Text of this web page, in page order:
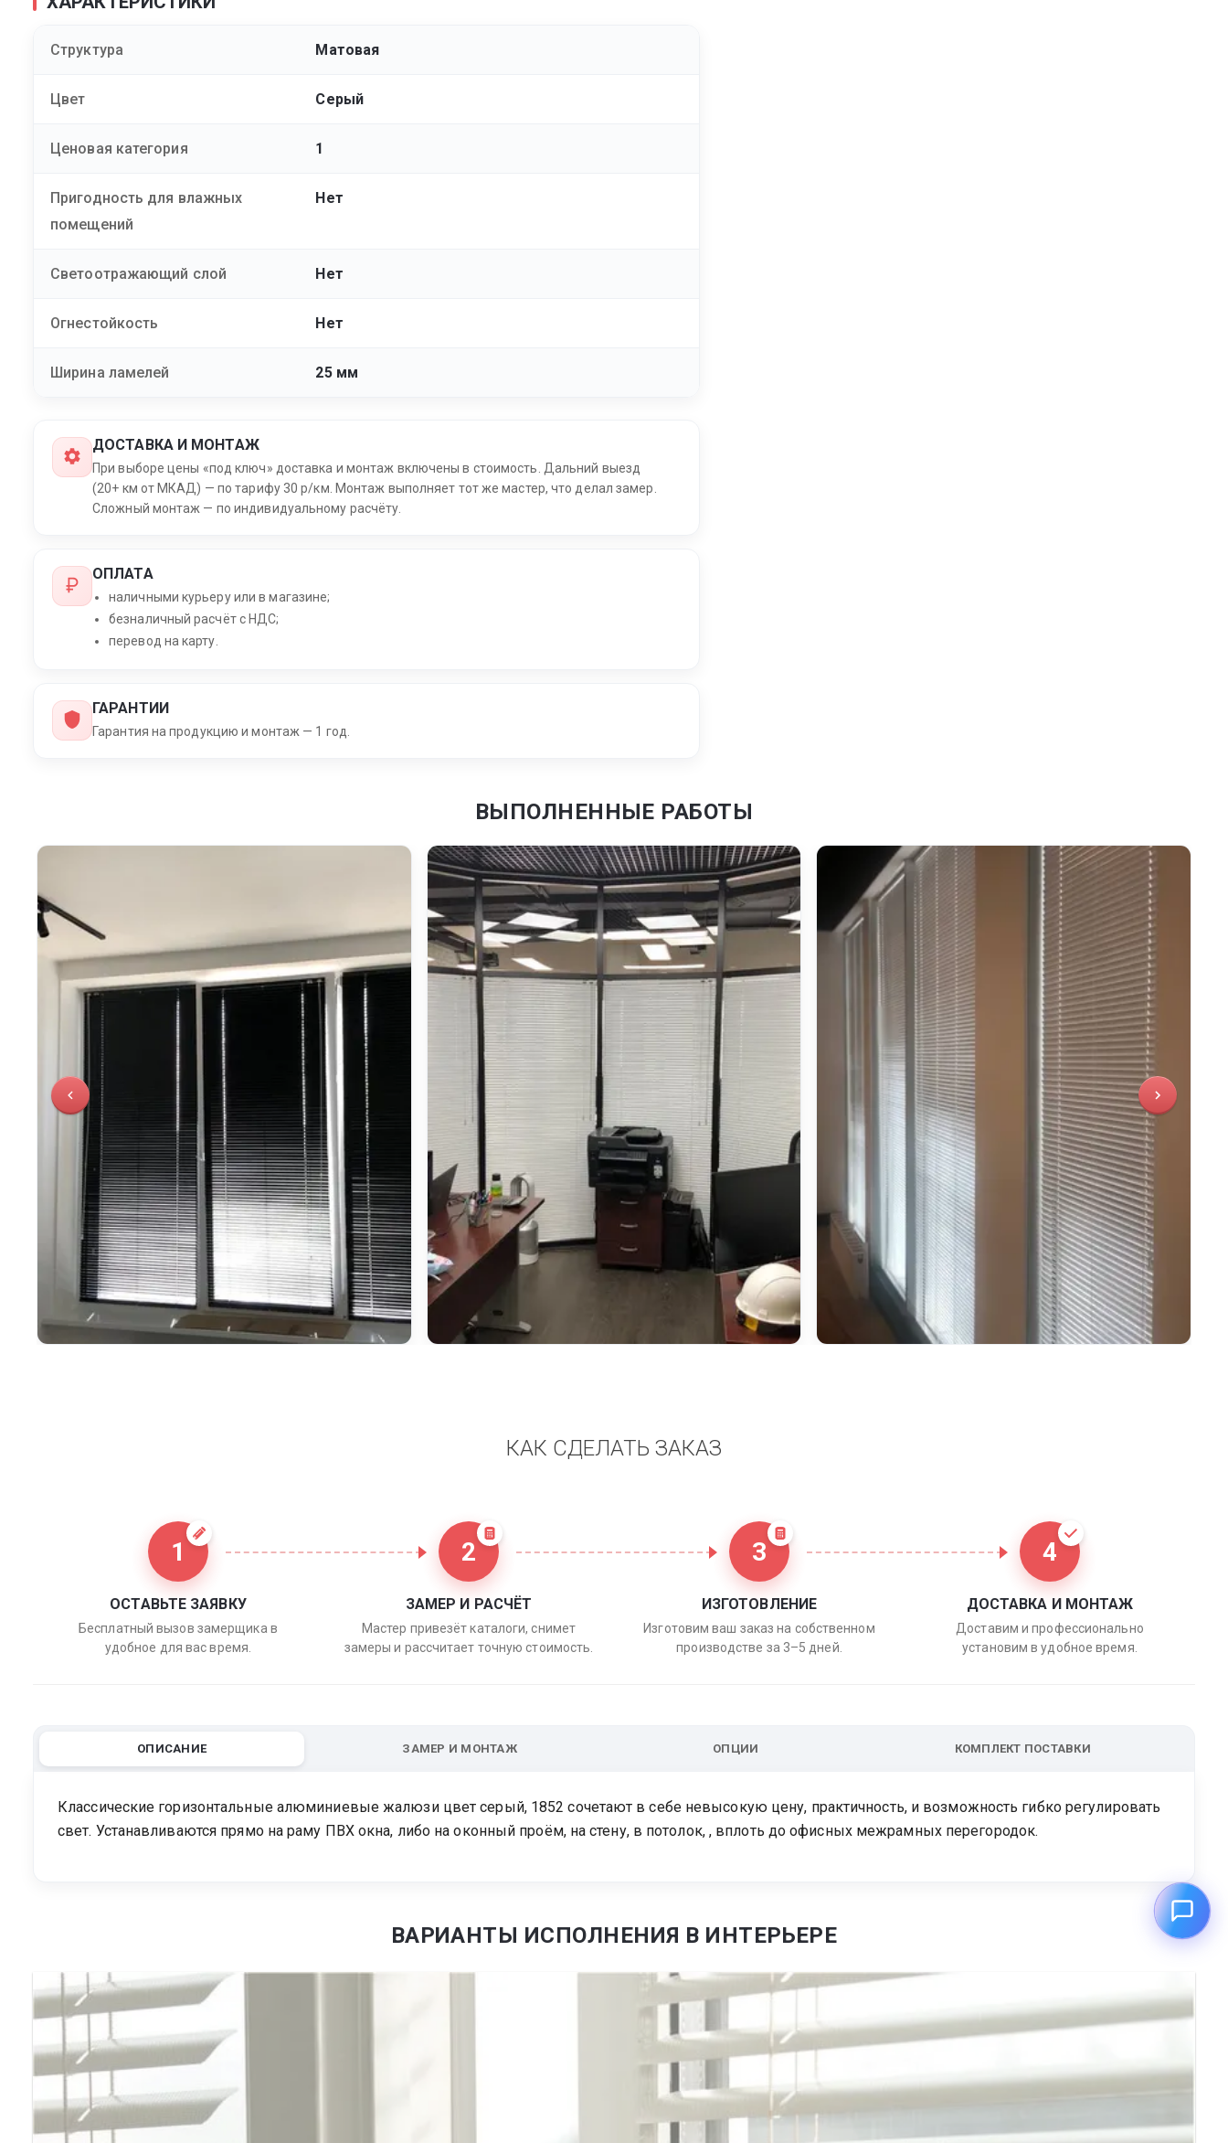
Структура Матовая
Цвет Серый
Ценовая категория 1
Пригодность для влажных
помещений
Нет
Светоотражающий слой Нет
Огнестойкость Нет
Ширина ламелей 25 мм
ДОСТАВКА И МОНТАЖ
При выборе цены «под ключ» доставка и монтаж включены в стоимость. Дальний выезд
(20+ км от МКАД) — по тарифу 30 р/км. Монтаж выполняет тот же мастер, что делал замер.
Сложный монтаж — по индивидуальному расчёту.
ОПЛАТА
наличными курьеру или в магазине;
безналичный расчёт с НДС;
перевод на карту.
ГАРАНТИИ
Гарантия на продукцию и монтаж — 1 год.
ВЫПОЛНЕННЫЕ РАБОТЫ
КАК СДЕЛАТЬ ЗАКАЗ
1
ОСТАВЬТЕ ЗАЯВКУ
Бесплатный вызов замерщика в
удобное для вас время.
2
ЗАМЕР И РАСЧЁТ
Мастер привезёт каталоги, снимет
замеры и рассчитает точную стоимость.
3
ИЗГОТОВЛЕНИЕ
Изготовим ваш заказ на собственном
производстве за 3–5 дней.
4
ДОСТАВКА И МОНТАЖ
Доставим и профессионально
установим в удобное время.
ОПИСАНИЕ ЗАМЕР И МОНТАЖ ОПЦИИ КОМПЛЕКТ ПОСТАВКИ
Классические горизонтальные алюминиевые жалюзи цвет серый, 1852 сочетают в себе невысокую цену, практичность, и возможность гибко регулировать
свет. Устанавливаются прямо на раму ПВХ окна, либо на оконный проём, на стену, в потолок, , вплоть до офисных межрамных перегородок.
ВАРИАНТЫ ИСПОЛНЕНИЯ В ИНТЕРЬЕРЕ